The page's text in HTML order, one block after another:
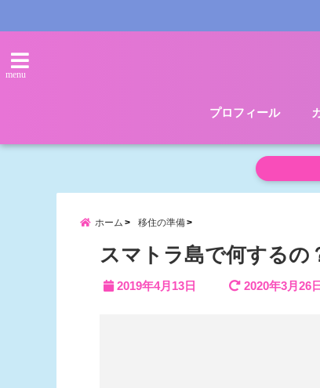
menu
プロフィール
ホーム 移住の準備
スマトラ島で何するの
2019年4月13日 2020年3月26日